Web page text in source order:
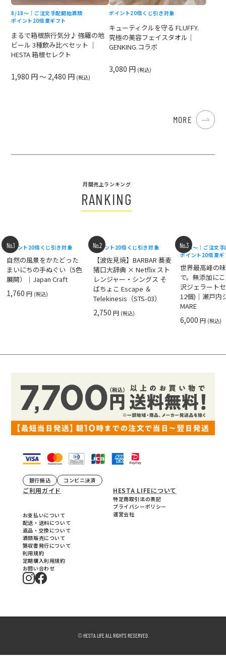
8/18〜｜ご注文手配開始酒類
ポイント20倍 夏ギフト
まるで箱根旅行気分♪ 強羅の地
ビール 3種飲み比べセット ｜
HESTA 箱根セレクト
1,980 円 ～ 2,480 円 (税込)
ポイント20倍 くじ引き対象
キューティクルを守る FLUFFY.
究極の美容フェイスタオル｜
GENKING.コラボ
3,080 円 (税込)
MORE
月間売上ランキング
RANKING
No.1
ポイント20倍 くじ引き対象
自然の風景をかたどった
まいにちの手ぬぐい（5色
展開）｜Japan Craft
1,760円 (税込)
No.2
ポイント20倍 くじ引き対象
【波佐見焼】BARBAR 蕎麦
猪口大辞典 × Netflix スト
レンジャー・シングス そ
ばちょこ Escape ＆
Telekinesis（STS-03）
2,750円 (税込)
No.3
8/18〜｜ご注文手
ポイント20倍 夏
世界最高峰の
で。無添加に
沢ジェラート
12個)｜瀬戸内
MARE
6,000円 (税込)
銀行振込 コンビニ決済
ご利用ガイド
お支払いについて
配送・送料について
返品・交換について
酒類販売について
領収書発行について
利用規約
定期購入利用規約
お問い合わせ
HESTA LIFEについて
特定商取引法の表記
プライバシーポリシー
運営会社
© HESTA LIFE ALL RIGHTS RESERVED.